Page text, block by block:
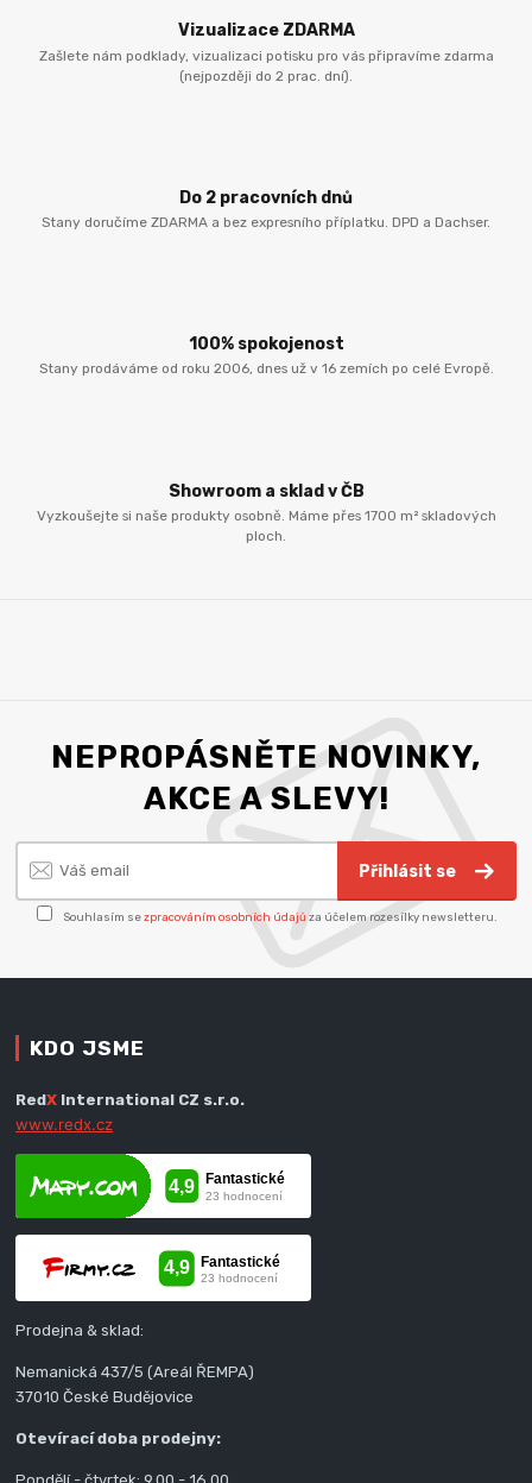
Vizualizace ZDARMA
Zašlete nám podklady, vizualizaci potisku pro vás připravíme zdarma
(nejpozději do 2 prac. dní).
Do 2 pracovních dnů
Stany doručíme ZDARMA a bez expresního příplatku. DPD a Dachser.
100% spokojenost
Stany prodáváme od roku 2006, dnes už v 16 zemích po celé Evropě.
Showroom a sklad v ČB
Vyzkoušejte si naše produkty osobně. Máme přes 1700 m² skladových
ploch.
NEPROPÁSNĚTE NOVINKY,
AKCE A SLEVY!
Přihlásit se
Souhlasím sezpracováním osobních údajů za účelem rozesílky newsletteru.
KDO JSME
RedX International CZ s.r.o.
www.redx.cz
Prodejna & sklad:
Nemanická 437/5 (Areál ŘEMPA)
37010 České Budějovice
Otevírací doba prodejny: